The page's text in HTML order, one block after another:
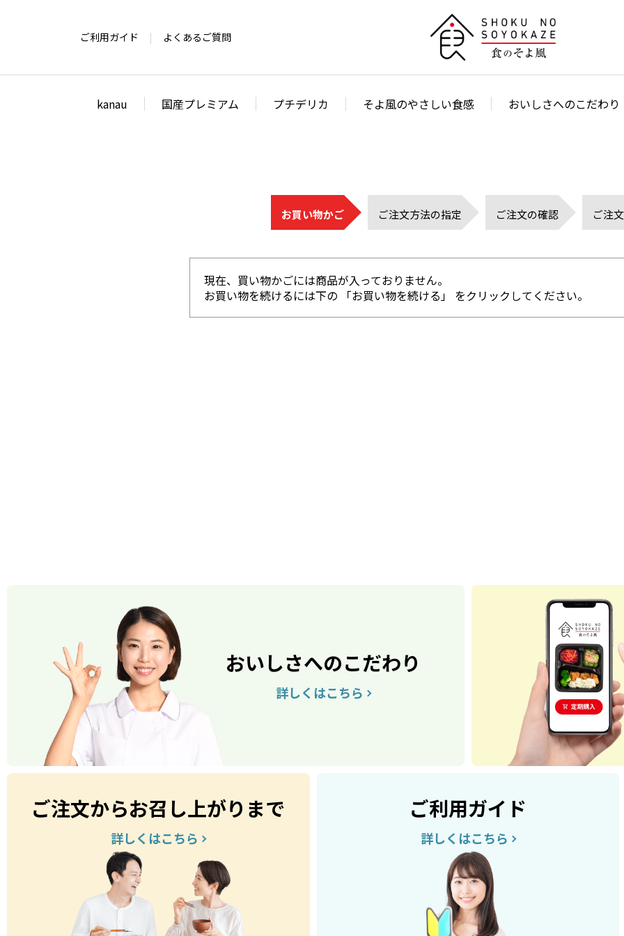
ご利用ガイド よくあるご質問
kanau 国産プレミアム プチデリカ そよ風のやさしい食感 おいしさへのこだわり
お買い物かご ご注文方法の指定 ご注文の確認 ご注
現在、買い物かごには商品が入っておりません。
お買い物を続けるには下の 「お買い物を続ける」 をクリックしてください。
おいしさへのこだわり
詳しくはこちら
ご注文からお召し上がりまで
詳しくはこちら
ご利用ガイド
詳しくはこちら